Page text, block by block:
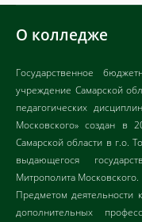
О колледже
Государственное
учреждение Самарской
педагогических
Московского» создан в
Самарской области в г.о.
выдающегося
Митрополита Московского.
Предметом деятельности
дополнительных